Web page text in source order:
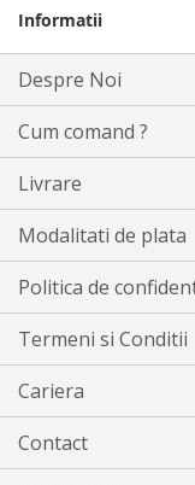
Informatii
Despre Noi
Cum comand ?
Livrare
Modalitati de plata
Politica de
Termeni si Conditii
Cariera
Contact